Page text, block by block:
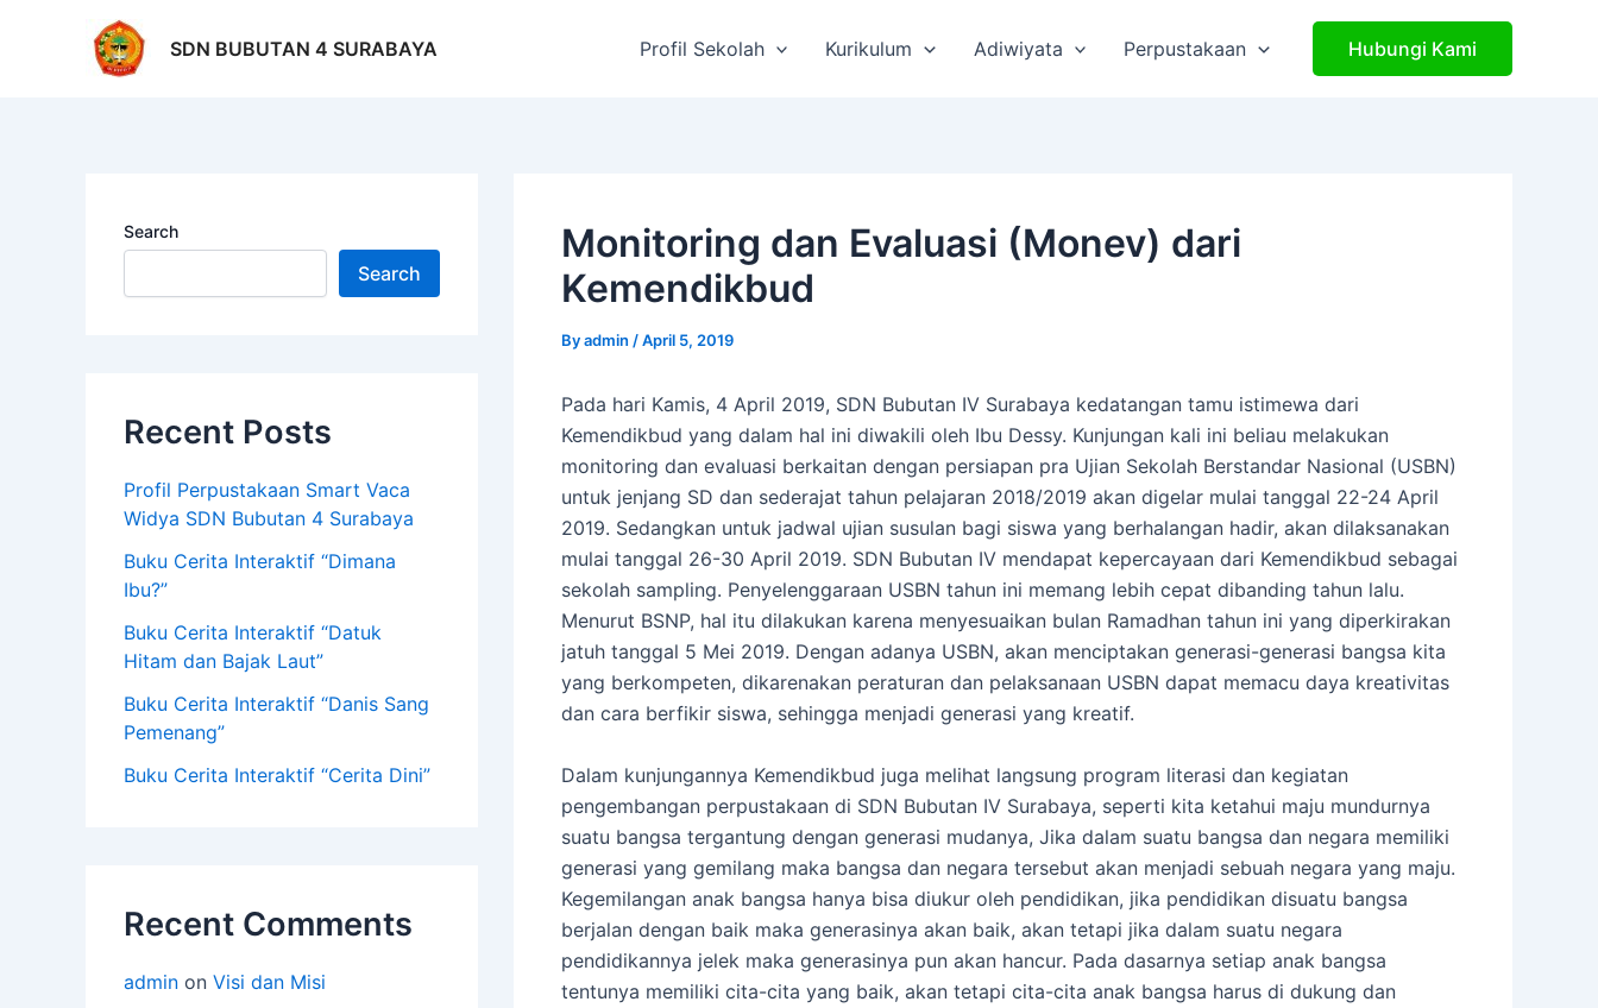
SDN BUBUTAN 4 SURABAYA Profil Sekolah Kurikulum Adiwiyata Perpustakaan Hubungi Kami
Search
Search
Recent Posts
Profil Perpustakaan Smart Vaca
Widya SDN Bubutan 4 Surabaya
Buku Cerita Interaktif “Dimana
Ibu?”
Buku Cerita Interaktif “Datuk
Hitam dan Bajak Laut”
Buku Cerita Interaktif “Danis Sang
Pemenang”
Buku Cerita Interaktif “Cerita Dini”
Recent Comments
admin on Visi dan Misi
Monitoring dan Evaluasi (Monev) dari
Kemendikbud
Byadmin /April 5, 2019
Pada hari Kamis, 4 April 2019, SDN Bubutan IV Surabaya kedatangan tamu istimewa dari
Kemendikbud yang dalam hal ini diwakili oleh Ibu Dessy. Kunjungan kali ini beliau melakukan
monitoring dan evaluasi berkaitan dengan persiapan pra Ujian Sekolah Berstandar Nasional (USBN)
untuk jenjang SD dan sederajat tahun pelajaran 2018/2019 akan digelar mulai tanggal 22-24 April
2019. Sedangkan untuk jadwal ujian susulan bagi siswa yang berhalangan hadir, akan dilaksanakan
mulai tanggal 26-30 April 2019. SDN Bubutan IV mendapat kepercayaan dari Kemendikbud sebagai
sekolah sampling. Penyelenggaraan USBN tahun ini memang lebih cepat dibanding tahun lalu.
Menurut BSNP, hal itu dilakukan karena menyesuaikan bulan Ramadhan tahun ini yang diperkirakan
jatuh tanggal 5 Mei 2019. Dengan adanya USBN, akan menciptakan generasi-generasi bangsa kita
yang berkompeten, dikarenakan peraturan dan pelaksanaan USBN dapat memacu daya kreativitas
dan cara berfikir siswa, sehingga menjadi generasi yang kreatif.
Dalam kunjungannya Kemendikbud juga melihat langsung program literasi dan kegiatan
pengembangan perpustakaan di SDN Bubutan IV Surabaya, seperti kita ketahui maju mundurnya
suatu bangsa tergantung dengan generasi mudanya, Jika dalam suatu bangsa dan negara memiliki
generasi yang gemilang maka bangsa dan negara tersebut akan menjadi sebuah negara yang maju.
Kegemilangan anak bangsa hanya bisa diukur oleh pendidikan, jika pendidikan disuatu bangsa
berjalan dengan baik maka generasinya akan baik, akan tetapi jika dalam suatu negara
pendidikannya jelek maka generasinya pun akan hancur. Pada dasarnya setiap anak bangsa
tentunya memiliki cita-cita yang baik, akan tetapi cita-cita anak bangsa harus di dukung dan